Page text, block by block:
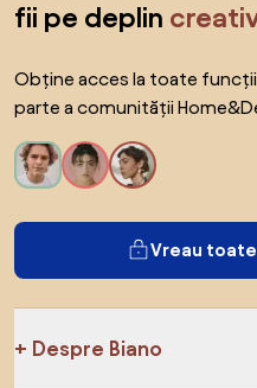
fii pe deplin
Obține acces la toate
parte a comunității
Vreau
Despre Biano